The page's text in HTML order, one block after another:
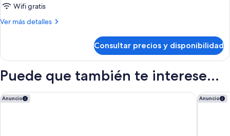
Wifi gratis
Ver más detalles
Más
Consultar precios y disponibilidad
Puede que también te interese...
Anuncio
Grand Hotel Suisse Majestic, Autograph Collection Anuncio
Moxy